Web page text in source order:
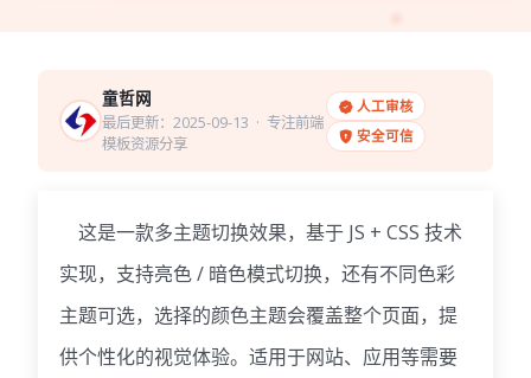
童哲网
最后更新：2025-09-13 · 专注前端
模板资源分享
人工审核
安全可信
这是一款多主题切换效果，基于 JS + CSS 技术
实现，支持亮色 / 暗色模式切换，还有不同色彩
主题可选，选择的颜色主题会覆盖整个页面，提
供个性化的视觉体验。 适用于网站、应用等需要